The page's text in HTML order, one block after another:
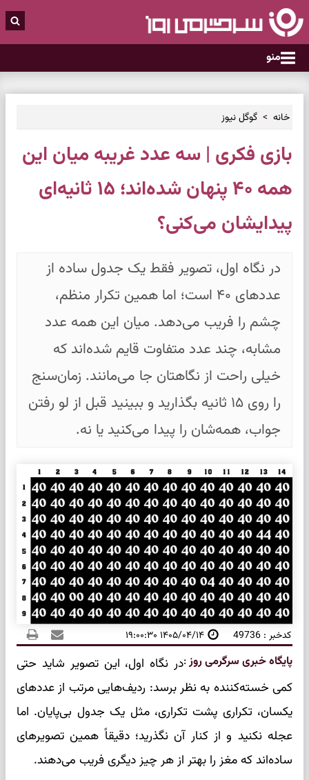
منو
خانه گوگل نیوز
بازی فکری | سه عدد غریبه میان این
همه ۴۰ پنهان شده‌اند؛ ۱۵ ثانیه‌ای
پیدایشان می‌کنی؟
در نگاه اول، تصویر فقط یک جدول ساده از
عددهای ۴۰ است؛ اما همین تکرار منظم،
چشم را فریب می‌دهد. میان این همه عدد
مشابه، چند عدد متفاوت قایم شده‌اند که
خیلی راحت از نگاهتان جا می‌مانند. زمان‌سنج
را روی ۱۵ ثانیه بگذارید و ببینید قبل از لو رفتن
جواب، همه‌شان را پیدا می‌کنید یا نه.
کدخبر : 49736 ۱۴۰۵/۰۴/۱۴ ۱۹:۰۰:۳۰
پایگاه خبری سرگرمی روز:در نگاه اول، این تصویر شاید حتی
کمی خسته‌کننده به نظر برسد: ردیف‌هایی مرتب از عددهای
یکسان، تکراری پشت تکراری، مثل یک جدول بی‌پایان. اما
عجله نکنید و از کنار آن نگذرید؛ دقیقاً همین تصویرهای
ساده‌اند که مغز را بهتر از هر چیز دیگری فریب می‌دهند.